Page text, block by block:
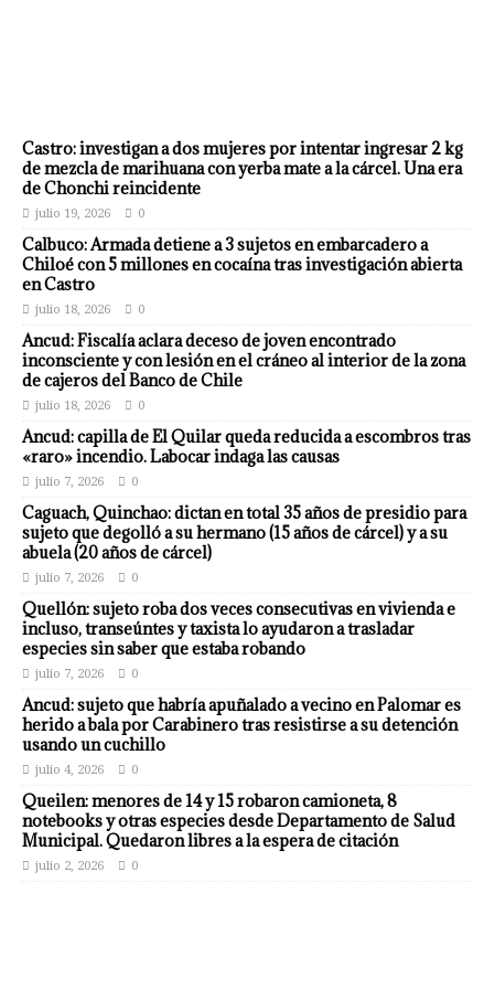
Castro: investigan a dos mujeres por intentar ingresar 2 kg
de mezcla de marihuana con yerba mate a la cárcel. Una era
de Chonchi reincidente
julio 19, 2026 0
Calbuco: Armada detiene a 3 sujetos en embarcadero a
Chiloé con 5 millones en cocaína tras investigación abierta
en Castro
julio 18, 2026 0
Ancud: Fiscalía aclara deceso de joven encontrado
inconsciente y con lesión en el cráneo al interior de la zona
de cajeros del Banco de Chile
julio 18, 2026 0
Ancud: capilla de El Quilar queda reducida a escombros tras
«raro» incendio. Labocar indaga las causas
julio 7, 2026 0
Caguach, Quinchao: dictan en total 35 años de presidio para
sujeto que degolló a su hermano (15 años de cárcel) y a su
abuela (20 años de cárcel)
julio 7, 2026 0
Quellón: sujeto roba dos veces consecutivas en vivienda e
incluso, transeúntes y taxista lo ayudaron a trasladar
especies sin saber que estaba robando
julio 7, 2026 0
Ancud: sujeto que habría apuñalado a vecino en Palomar es
herido a bala por Carabinero tras resistirse a su detención
usando un cuchillo
julio 4, 2026 0
Queilen: menores de 14 y 15 robaron camioneta, 8
notebooks y otras especies desde Departamento de Salud
Municipal. Quedaron libres a la espera de citación
julio 2, 2026 0